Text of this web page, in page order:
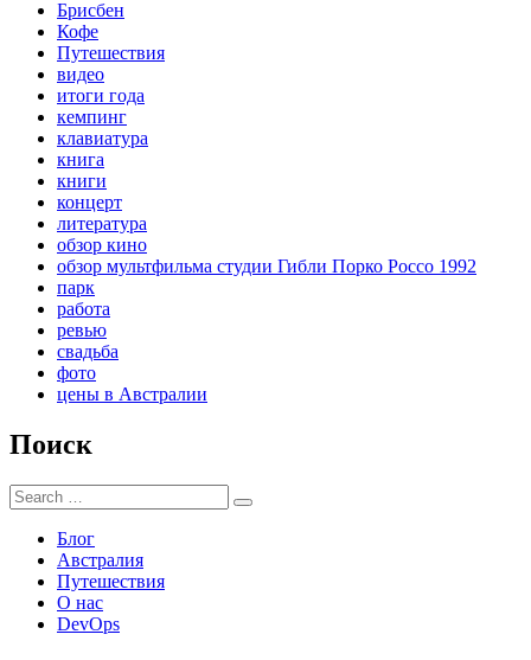
Брисбен
Кофе
Путешествия
видео
итоги года
кемпинг
клавиатура
книга
книги
концерт
литература
обзор кино
обзор мультфильма студии Гибли Порко Россо 1992
парк
работа
ревью
свадьба
фото
цены в Австралии
Поиск
Search
for:
Search
Блог
Австралия
Путешествия
О нас
DevOps